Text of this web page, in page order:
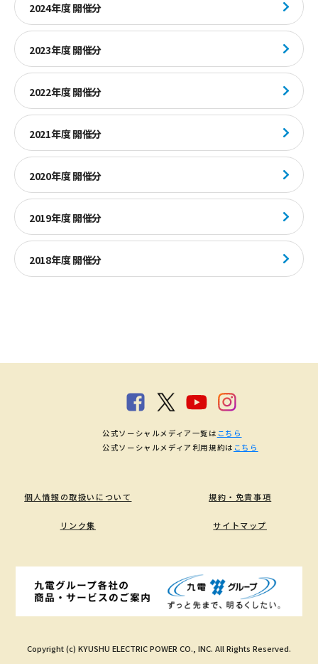
2024年度 開催分
2023年度 開催分
2022年度 開催分
2021年度 開催分
2020年度 開催分
2019年度 開催分
2018年度 開催分
個人情報の取扱いについて 規約・免責事項
リンク集 サイトマップ
Copyright (c) KYUSHU ELECTRIC POWER CO., INC. All Rights Reserved.
公式ソーシャルメディア一覧は こちら
公式ソーシャルメディア利用規約は こちら